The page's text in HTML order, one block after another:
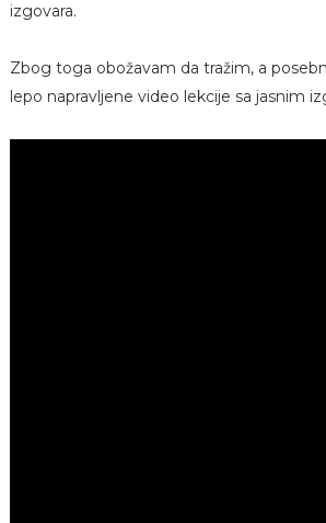
izgovara.
Zbog toga obožavam da tražim, a
lepo napravljene video lekcije sa jasnim